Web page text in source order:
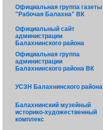
Официальная группа газеты
"Рабочая Балахна" ВК
Официальный сайт
администрации
Балахнинского района
Официальная группа
администрации
Балахнинского района ВК
УСЗН Балахнинского района
Балахнинский музейный
историко-художественный
комплекс